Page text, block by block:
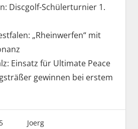
Discgolf-Schülerturnier 1.
„Rheinwerfen“ mit
Einsatz für Ultimate Peace
gewinnen bei erstem
Joerg